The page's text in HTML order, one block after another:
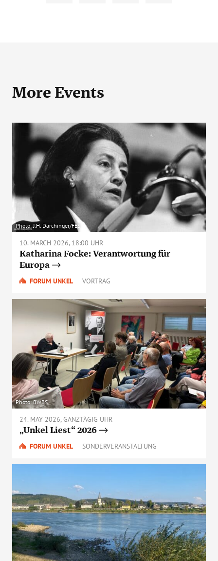
More Events
Photo: J.H. Darchinger/FES
10. MARCH 2026, 18:00 UHR
Katharina Focke: Verantwortung für
Europa
FORUM UNKEL VORTRAG
Photo: BWBS
24. MAY 2026, GANZTÄGIG UHR
„Unkel Liest“ 2026
FORUM UNKEL SONDERVERANSTALTUNG